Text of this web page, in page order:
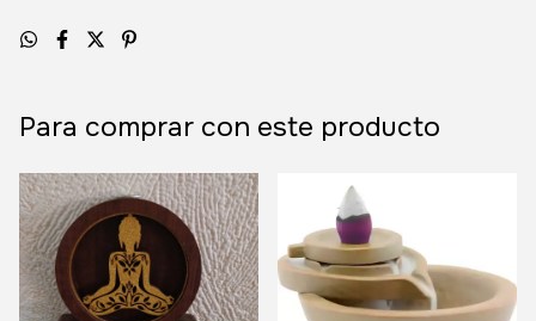
Para comprar con este producto